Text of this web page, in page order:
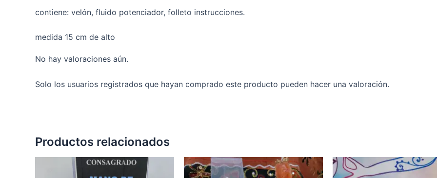
contiene: velón, fluido potenciador, folleto instrucciones.
medida 15 cm de alto
No hay valoraciones aún.
Solo los usuarios registrados que hayan comprado este producto pueden hacer una valoración.
Productos relacionados
de